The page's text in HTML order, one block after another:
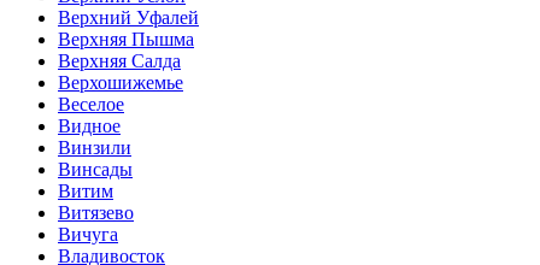
Верхний Уфалей
Верхняя Пышма
Верхняя Салда
Верхошижемье
Веселое
Видное
Винзили
Винсады
Витим
Витязево
Вичуга
Владивосток